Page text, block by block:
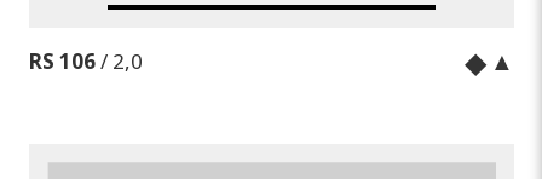
RS 106/ 2,0 ◆ ▲